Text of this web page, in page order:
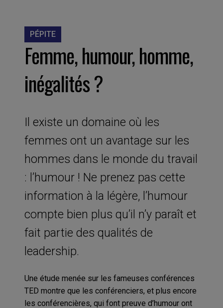
PÉPITE
Femme, humour, homme,
inégalités ?
Il existe un domaine où les
femmes ont un avantage sur les
hommes dans le monde du travail
: l’humour ! Ne prenez pas cette
information à la légère, l’humour
compte bien plus qu’il n’y paraît et
fait partie des qualités de
leadership.
Une étude menée sur les fameuses conférences
TED montre que les conférenciers, et plus encore
les conférencières, qui font preuve d’humour ont